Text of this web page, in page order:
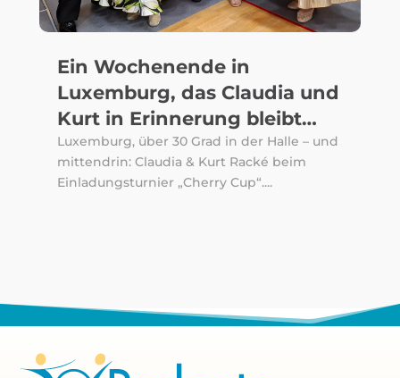
Ein Wochenende in
Luxemburg, das Claudia und
Kurt in Erinnerung bleibt…
Luxemburg, über 30 Grad in der Halle – und
mittendrin: Claudia & Kurt Racké beim
Einladungsturnier „Cherry Cup“....